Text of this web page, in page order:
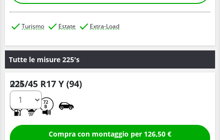
Turismo Estate Extra-Load
Tutte le misure 225's
225/45 R17 Y (94)
72
B
Q.tà
Compra con montaggio per 126,50 €